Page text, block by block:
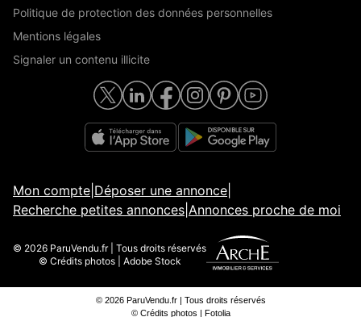
Politique de protection des données personnelles
Mentions légales
Signaler un contenu illicite
Mon compte Déposer une annonce
Recherche petites annonces Annonces proche de moi
© 2026 ParuVendu.fr | Tous droits réservés
© Crédits photos | Adobe Stock
© 2026 ParuVendu.fr | Tous droits réservés
© Crédits photos | Fotolia